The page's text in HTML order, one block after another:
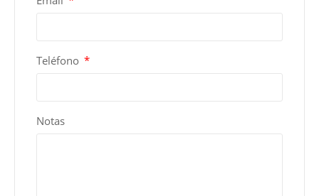
Teléfono
Notas